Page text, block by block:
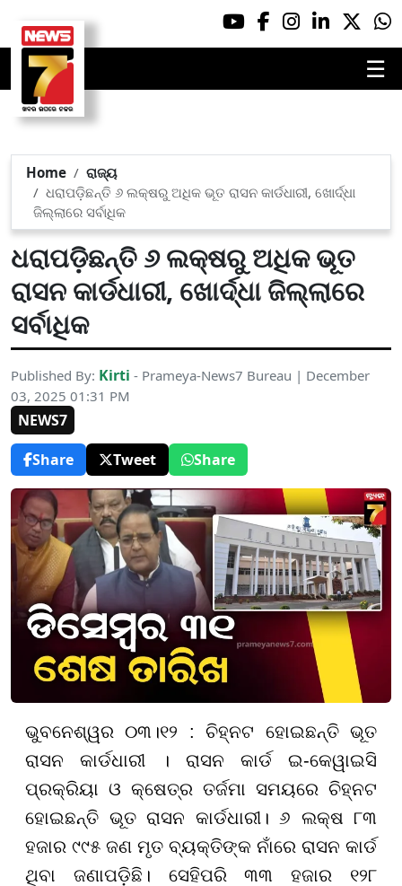
☰
Home
ରାଜ୍ୟ
ଧରାପଡ଼ିଛନ୍ତି ୬ ଲକ୍ଷରୁ ଅଧିକ ଭୂତ ରାସନ କାର୍ଡଧାରୀ, ଖୋର୍ଦ୍ଧା
ଜିଲ୍ଲାରେ ସର୍ବାଧିକ
ଧରାପଡ଼ିଛନ୍ତି ୬ ଲକ୍ଷରୁ ଅଧିକ ଭୂତ
ରାସନ କାର୍ଡଧାରୀ, ଖୋର୍ଦ୍ଧା ଜିଲ୍ଲାରେ
ସର୍ବାଧିକ
Published By: Kirti - Prameya-News7 Bureau | December
03, 2025 01:31 PM
NEWS7
Share
Tweet Share
ଭୁବନେଶ୍ୱର ୦୩।୧୨ : ଚିହ୍ନଟ ହୋଇଛନ୍ତି ଭୂତ
ରାସନ କାର୍ଡଧାରୀ । ରାସନ କାର୍ଡ ଇ-କେୱାଇସି
ପ୍ରକ୍ରିୟା ଓ କ୍ଷେତ୍ର ତର୍ଜମା ସମୟରେ ଚିହ୍ନଟ
ହୋଇଛନ୍ତି ଭୂତ ରାସନ କାର୍ଡଧାରୀ। ୬ ଲକ୍ଷ ୮୩
ହଜାର ୯୯୫ ଜଣ ମୃତ ବ୍ୟକ୍ତିଙ୍କ ନାଁରେ ରାସନ କାର୍ଡ
ଥିବା ଜଣାପଡ଼ିଛି। ସେହିପରି ୩୩ ହଜାର ୧୨୮